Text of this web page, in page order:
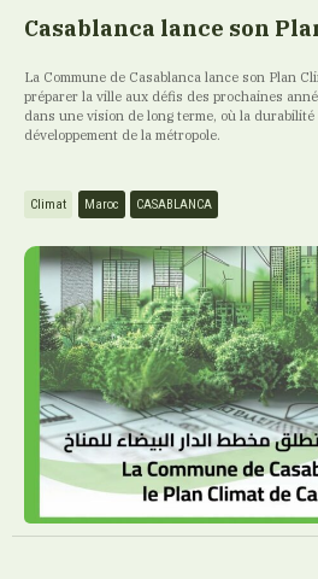
Casablanca lance son
La Commune de Casablanca lance son Plan
préparer la ville aux défis des prochaines
dans une vision de long terme, où la
développement de la métropole.
Climat Maroc CASABLANCA